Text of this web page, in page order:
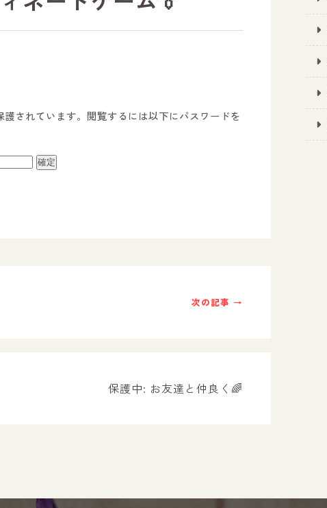
されています。閲覧するには以下にパスワードを
次の記事 →
保護中: お友達と仲良く🌈